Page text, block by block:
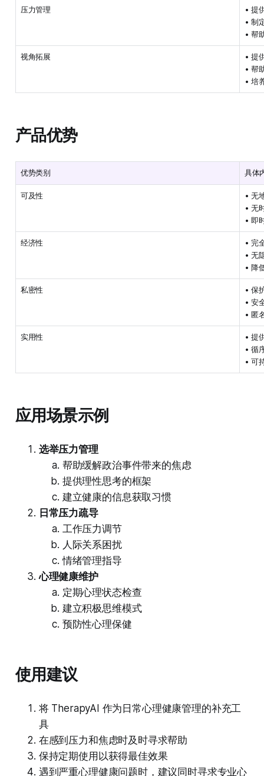
压力管理
• 提
• 制
• 帮
视角拓展
• 提
• 帮
• 培
产品优势
优势类别 具体
可及性
• 无
• 无
• 即
经济性
• 完
• 无
• 降
私密性
• 保
• 安
• 匿
实用性
• 提
• 循
• 可
应用场景示例
选举压力管理
帮助缓解政治事件带来的焦虑
提供理性思考的框架
建立健康的信息获取习惯
日常压力疏导
工作压力调节
人际关系困扰
情绪管理指导
心理健康维护
定期心理状态检查
建立积极思维模式
预防性心理保健
使用建议
将 TherapyAI 作为日常心理健康管理的补充工
具
在感到压力和焦虑时及时寻求帮助
保持定期使用以获得最佳效果
遇到严重心理健康问题时，建议同时寻求专业心